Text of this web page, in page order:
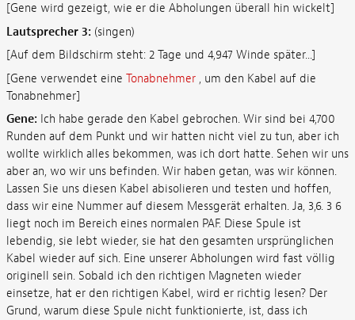
[Gene wird gezeigt, wie er die Abholungen überall hin wickelt]
Lautsprecher 3: (singen)
[Auf dem Bildschirm steht: 2 Tage und 4,947 Winde später...]
[Gene verwendet eine Tonabnehmer, um den Kabel auf die
Tonabnehmer]
Gene: Ich habe gerade den Kabel gebrochen. Wir sind bei 4,700
Runden auf dem Punkt und wir hatten nicht viel zu tun, aber ich
wollte wirklich alles bekommen, was ich dort hatte. Sehen wir uns
aber an, wo wir uns befinden. Wir haben getan, was wir können.
Lassen Sie uns diesen Kabel abisolieren und testen und hoffen,
dass wir eine Nummer auf diesem Messgerät erhalten. Ja, 3,6. 3 6
liegt noch im Bereich eines normalen PAF. Diese Spule ist
lebendig, sie lebt wieder, sie hat den gesamten ursprünglichen
Kabel wieder auf sich. Eine unserer Abholungen wird fast völlig
originell sein. Sobald ich den richtigen Magneten wieder
einsetze, hat er den richtigen Kabel, wird er richtig lesen? Der
Grund, warum diese Spule nicht funktionierte, ist, dass ich